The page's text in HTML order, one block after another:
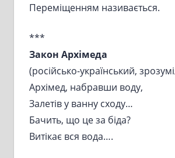
Переміщенням називається.
***
Закон Архімеда
(російсько-український,
Архімед, набравши воду,
Залетів у ванну сходу…
Бачить, що це за біда?
Витікає вся вода….